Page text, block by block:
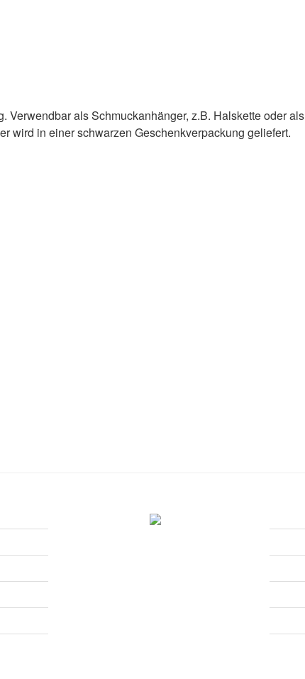
Verwendbar als Schmuckanhänger, z.B. Halskette oder als
wird in einer schwarzen Geschenkverpackung geliefert.